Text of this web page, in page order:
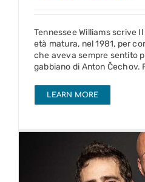
Tennessee Williams scrive
età matura, nel 1981, per
che aveva sempre sentito
gabbiano di Anton Čechov.
LEARN MORE